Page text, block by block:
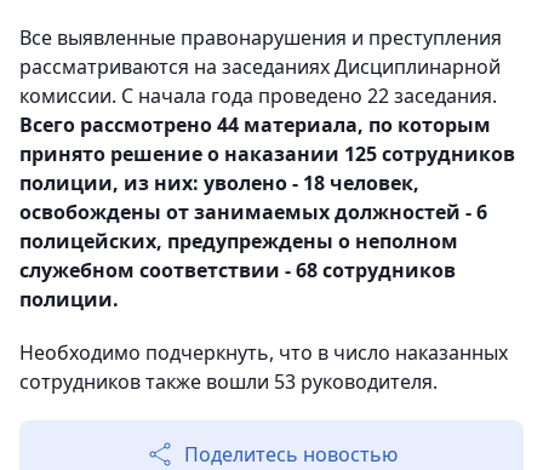
Все выявленные правонарушения и преступления
рассматриваются на заседаниях Дисциплинарной
комиссии. С начала года проведено 22 заседания.
Всего рассмотрено 44 материала, по которым
принято решение о наказании 125 сотрудников
полиции, из них: уволено - 18 человек,
освобождены от занимаемых должностей - 6
полицейских, предупреждены о неполном
служебном соответствии - 68 сотрудников
полиции.
Необходимо подчеркнуть, что в число наказанных
сотрудников также вошли 53 руководителя.
Поделитесь новостью